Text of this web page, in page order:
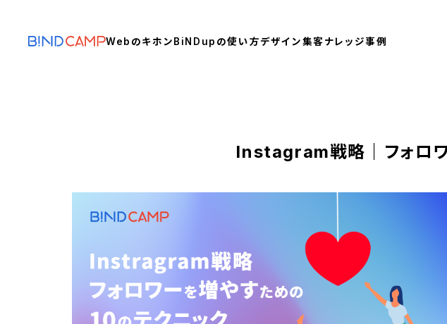
Webのキホン BiNDupの使い方デザイン集客ナレッジ事例
Instagram戦略｜フォロ